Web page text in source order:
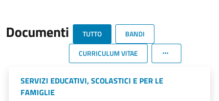
Documenti TUTTO
BANDI
CURRICULUM VITAE
SERVIZI EDUCATIVI, SCOLASTICI E PER LE
FAMIGLIE